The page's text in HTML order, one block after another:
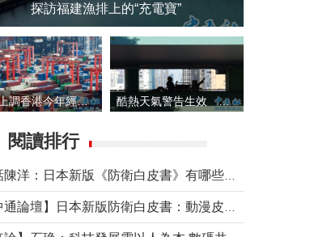
探訪福建漁排上的“充電寶”
滙豐上調香港今年經濟增長預測至4.5% 酷熱天氣警告生效 本港高溫持續至下周
閱讀排行